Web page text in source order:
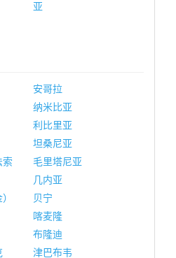
亚
安哥拉
纳米比亚
利比里亚
坦桑尼亚
索
毛里塔尼亚
几内亚
贝宁
喀麦隆
布隆迪
津巴布韦